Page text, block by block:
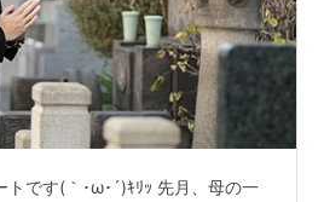
トです(｀･ω･´)ｷﾘｯ 先月、母の一